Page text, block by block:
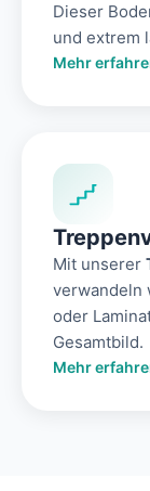
Dieser
und extrem
Mehr
Mit unserer
verwandeln
oder
Gesamtbild.
Mehr